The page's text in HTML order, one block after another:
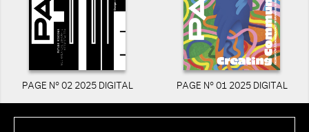
PAGE N° 02 2025 DIGITAL PAGE N° 01 2025 DIGITAL